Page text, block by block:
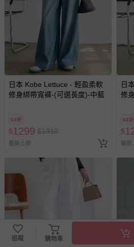
客製化商品（例如客製生日
報紙、期刊或雜誌（惟書籍
新費用）。
經消費者拆封之影音商品或
等）。
上服務，經消費者事先同意
戲或活動點數等）。
-個人衛生用品（例如尿布、
-新生兒親膚衣物（嬰幼兒包
褲、紗布衣等）。
-接觸性孕哺產品（奶嘴、奶
帶束縛衣、餐搖椅等）。
-其他原廠盒裝商品封口處已
國際航空、客運、訂房等服
日本 Kobe Lettuce - 輕盈柔軟
修身綁帶寬褲-(可選長度)-中藍
68折
$1299 $1910
最新上架
日
修
68折
$
最新
追蹤 購物車